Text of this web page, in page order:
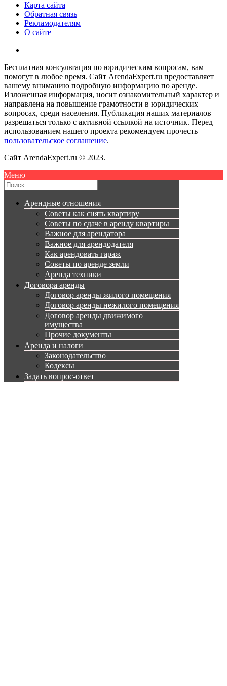
Карта сайта
Обратная связь
Рекламодателям
О сайте
Бесплатная консультация по юридическим вопросам, вам
помогут в любое время. Сайт ArendaExpert.ru предоставляет
вашему вниманию подробную информацию по аренде.
Изложенная информация, носит ознакомительный характер и
направлена на повышение грамотности в юридических
вопросах, среди населения. Публикация наших материалов
разрешаться только с активной ссылкой на источник. Перед
использованием нашего проекта рекомендуем прочесть
пользовательское соглашение.
Сайт ArendaExpert.ru © 2023.
Меню
Арендные отношения
Советы как снять квартиру
Советы по сдаче в аренду квартиры
Важное для арендатора
Важное для арендодателя
Как арендовать гараж
Советы по аренде земли
Аренда техники
Договора аренды
Договор аренды жилого помещения
Договор аренды нежилого помещения
Договор аренды движимого
имущества
Прочие документы
Аренда и налоги
Законодательство
Кодексы
Задать вопрос-ответ